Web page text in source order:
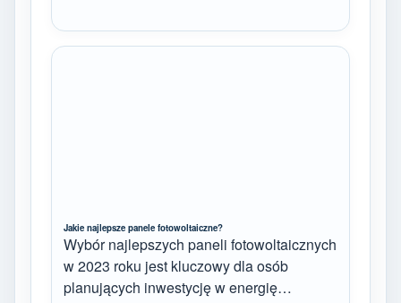
Jakie najlepsze panele fotowoltaiczne?
Wybór najlepszych paneli fotowoltaicznych
w 2023 roku jest kluczowy dla osób
planujących inwestycję w energię…